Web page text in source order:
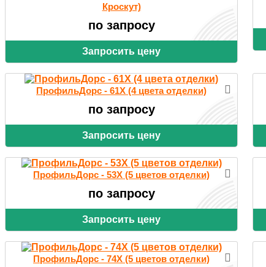
Кроскут)
по запросу
Запросить цену
ПрофильДорс - 61X (4 цвета отделки)
по запросу
Запросить цену
ПрофильДорс - 53X (5 цветов отделки)
по запросу
Запросить цену
ПрофильДорс - 74X (5 цветов отделки)